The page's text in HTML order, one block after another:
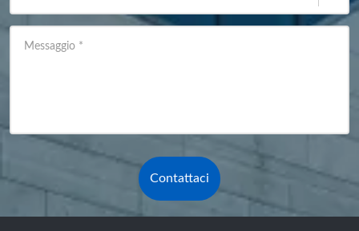
Messaggio *
Contattaci